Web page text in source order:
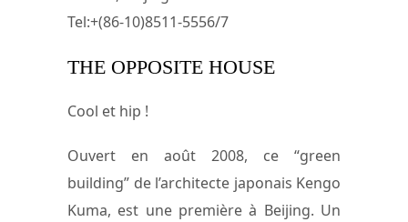
Tel:+(86-10)8511-5556/7
THE OPPOSITE HOUSE
Cool et hip !
Ouvert en août 2008, ce “green
building” de l’architecte japonais Kengo
Kuma, est une première à Beijing. Un